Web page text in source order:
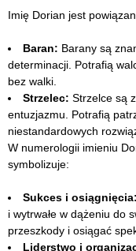
Imię Dorian jest
Baran: Barany są
determinacji. Potrafią
bez walki.
Strzelec: Strzelce są
entuzjazmu. Potrafią
niestandardowych
W numerologii imieniu
symbolizuje:
Sukces i osiągnięcia:
i wytrwałe w dążeniu do
przeszkody i osiągać
Liderstwo i